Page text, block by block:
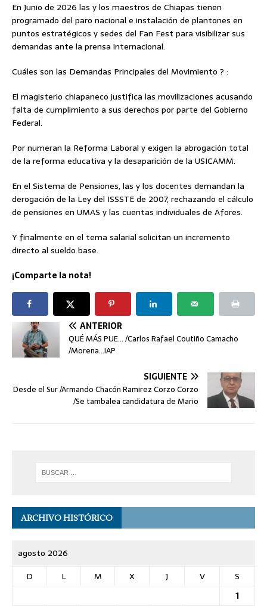
En Junio de 2026 las y los maestros de Chiapas tienen
programado del paro nacional e instalación de plantones en
puntos estratégicos y sedes del Fan Fest para visibilizar sus
demandas ante la prensa internacional.
Cuáles son las Demandas Principales del Movimiento ? :
El magisterio chiapaneco justifica las movilizaciones acusando
falta de cumplimiento a sus derechos por parte del Gobierno
Federal.
Por numeran la Reforma Laboral y exigen la abrogación total
de la reforma educativa y la desaparición de la USICAMM.
En el Sistema de Pensiones, las y los docentes demandan la
derogación de la Ley del ISSSTE de 2007, rechazando el cálculo
de pensiones en UMAS y las cuentas individuales de Afores.
Y finalmente en el tema salarial solicitan un incremento
directo al sueldo base.
¡Comparte la nota!
ANTERIOR
QUÉ MÁS PUE… /Carlos Rafael Coutiño Camacho
/Morena…IAP
SIGUIENTE
Desde el Sur /Armando Chacón Ramirez Corzo Corzo
/Se tambalea candidatura de Mario
ARCHIVO HISTÓRICO
agosto 2026
D
L M X J V
S
1